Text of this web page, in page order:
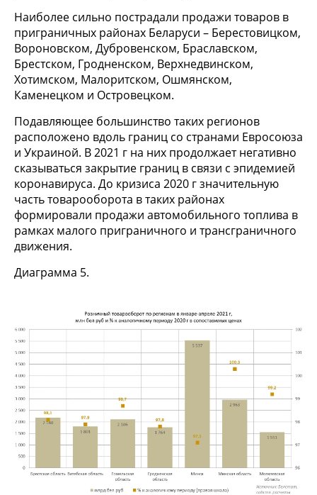
Наиболее сильно пострадали продажи товаров в
приграничных районах Беларуси – Берестовицком,
Вороновском, Дубровенском, Браславском,
Брестском, Гродненском, Верхнедвинском,
Хотимском, Малоритском, Ошмянском,
Каменецком и Островецком.
Подавляющее большинство таких регионов
расположено вдоль границ со странами Евросоюза
и Украиной. В 2021 г на них продолжает негативно
сказываться закрытие границ в связи с эпидемией
коронавируса. До кризиса 2020 г значительную
часть товарооборота в таких районах
формировали продажи автомобильного топлива в
рамках малого приграничного и трансграничного
движения.
Диаграмма 5.